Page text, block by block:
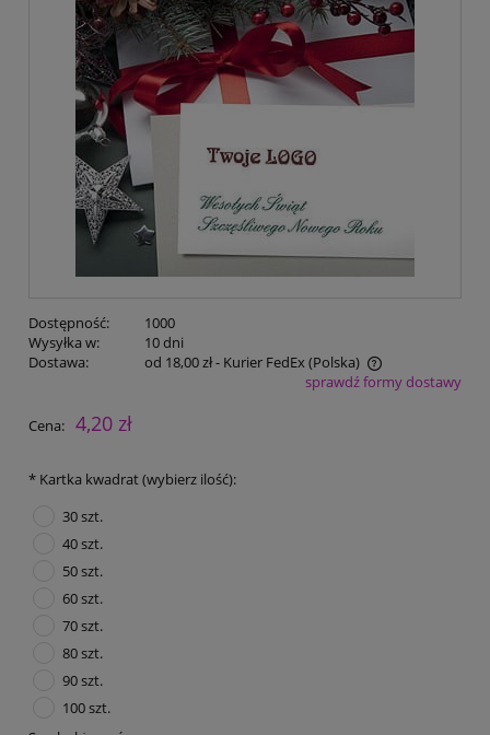
Dostępność:
1000
Wysyłka w:
10 dni
Dostawa:
od 18,00 zł- Kurier FedEx(Polska)
Cena nie zawiera ewentualnych kosztów płatnościsprawdź formy dostawy
Cena: 4,20 zł
* Kartka kwadrat (wybierz ilość):
30 szt.
40 szt.
50 szt.
60 szt.
70 szt.
80 szt.
90 szt.
100 szt.